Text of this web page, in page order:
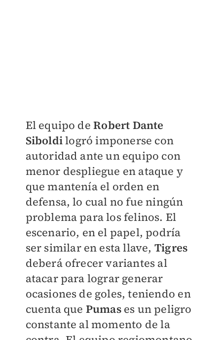
El equipo deRobert Dante
Siboldilogró imponerse con
autoridad ante un equipo con
menor despliegue en ataque y
que mantenía el orden en
defensa, lo cual no fue ningún
problema para los felinos. El
escenario, en el papel, podría
ser similar en esta llave, Tigres
deberá ofrecer variantes al
atacar para lograr generar
ocasiones de goles, teniendo en
cuenta que Pumases un peligro
constante al momento de la